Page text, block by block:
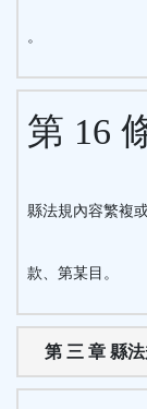
。
第 16
縣法規內容繁複
款、第某目。
第 三 章 縣